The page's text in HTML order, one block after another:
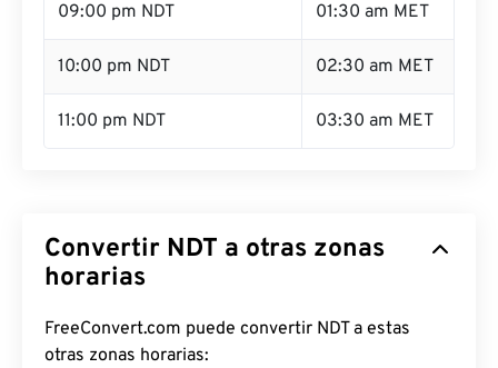
09:00 pm NDT 01:30 am MET
10:00 pm NDT 02:30 am MET
11:00 pm NDT 03:30 am MET
Convertir NDT a otras zonas
horarias
FreeConvert.com puede convertir NDT a estas
otras zonas horarias: